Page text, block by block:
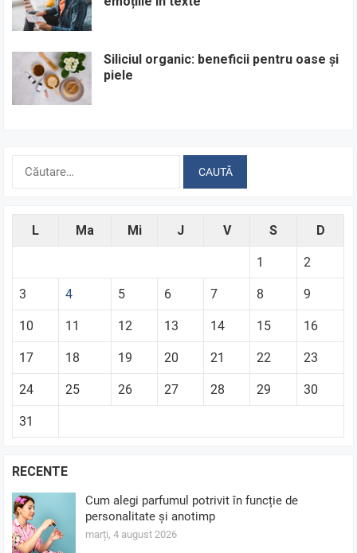
Siliciul organic: beneficii pentru oase și
piele
L Ma Mi J V S D
1 2
3 4 5 6 7 8 9
10 11 12 13 14 15 16
17 18 19 20 21 22 23
24 25 26 27 28 29 30
31
RECENTE
Cum alegi parfumul potrivit în funcție de
personalitate și anotimp
marți, 4 august 2026